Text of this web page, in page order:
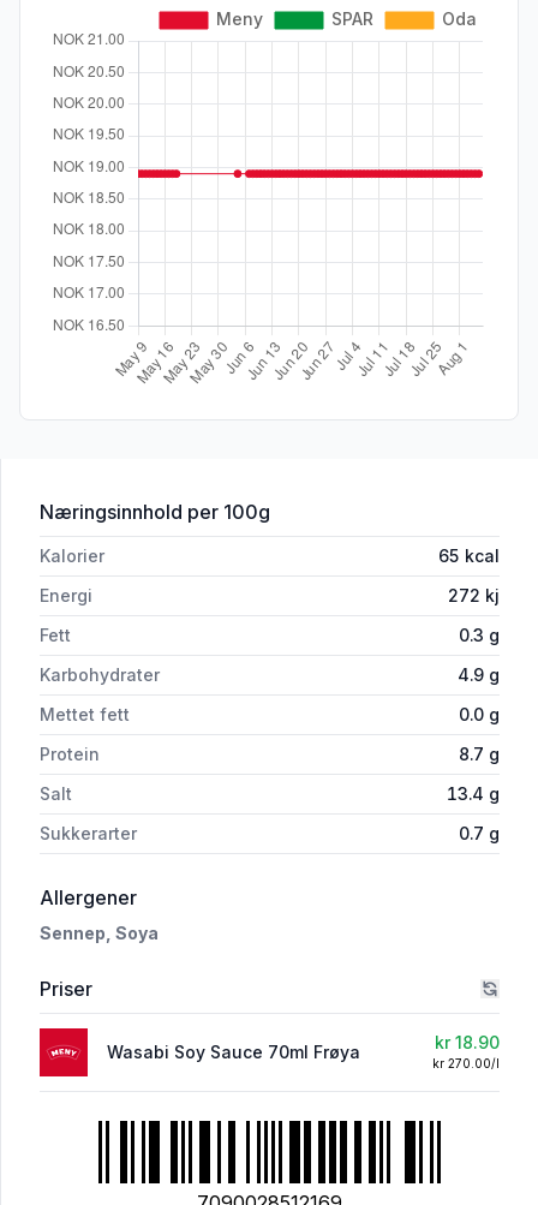
Næringsinnhold for 'Wasabi Soy Sauce 70ml Frøya'
per 100g
Kalorier 65 kcal
Energi
272 kj
Fett
0.3 g
Karbohydrater
4.9 g
Mettet fett
0.0 g
Protein
8.7 g
Salt
13.4 g
Sukkerarter
0.7 g
Allergeneri 'Wasabi Soy Sauce 70ml Frøya'
Sennep, Soya
Priser
Wasabi Soy Sauce 70ml Frøya kr 18.90
kr 270.00/l